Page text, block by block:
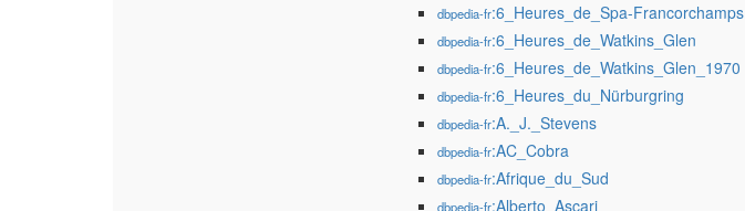
dbpedia-fr:6_Heures_de_Spa-Francorchamps
dbpedia-fr:6_Heures_de_Watkins_Glen
dbpedia-fr:6_Heures_de_Watkins_Glen_1970
dbpedia-fr:6_Heures_du_Nürburgring
dbpedia-fr:A._J._Stevens
dbpedia-fr:AC_Cobra
dbpedia-fr:Afrique_du_Sud
dbpedia-fr:Alberto_Ascari